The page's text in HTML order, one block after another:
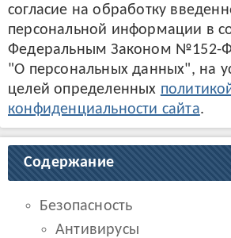
согласие на обработку
персональной информации в
Федеральным Законом №152-
"О персональных данных", на
целей определенных
конфиденциальности сайта.
Содержание
Безопасность
Антивирусы